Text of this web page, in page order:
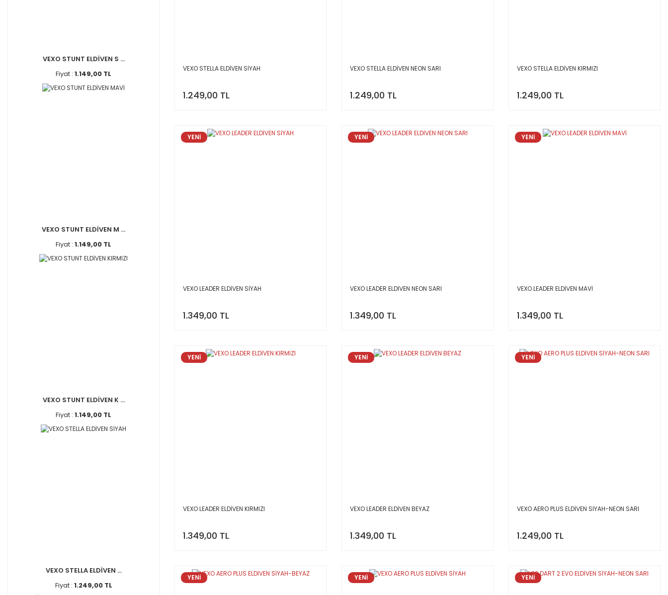
VEXO STUNT ELDİVEN S ...
Fiyat : 1.149,00 TL
VEXO STUNT ELDİVEN M ...
Fiyat : 1.149,00 TL
VEXO STUNT ELDİVEN K ...
Fiyat : 1.149,00 TL
VEXO STELLA ELDİVEN ...
Fiyat : 1.249,00 TL
VEXO STELLA ELDİVEN SİYAH
1.249,00 TL
VEXO STELLA ELDİVEN NEON SARI
1.249,00 TL
VEXO STELLA ELDİVEN KIRMIZI
1.249,00 TL
YENİ
VEXO LEADER ELDİVEN SİYAH
1.349,00 TL
YENİ
VEXO LEADER ELDİVEN NEON SARI
1.349,00 TL
YENİ
VEXO LEADER ELDİVEN MAVİ
1.349,00 TL
YENİ
VEXO LEADER ELDİVEN KIRMIZI
1.349,00 TL
YENİ
VEXO LEADER ELDİVEN BEYAZ
1.349,00 TL
YENİ
VEXO AERO PLUS ELDİVEN SİYAH-NEON SARI
1.249,00 TL
YENİ YENİ YENİ